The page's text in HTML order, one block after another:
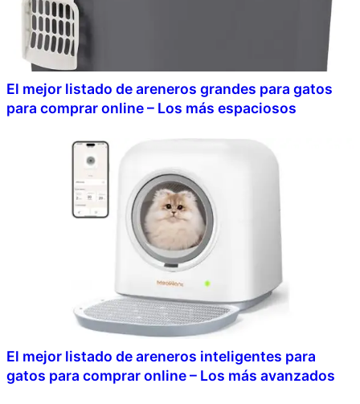
El mejor listado de areneros grandes para gatos
para comprar online – Los más espaciosos
El mejor listado de areneros inteligentes para
gatos para comprar online – Los más avanzados